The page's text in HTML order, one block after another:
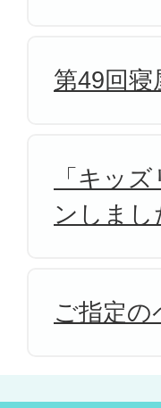
第49回
「キッ
ンしまし
ご指定